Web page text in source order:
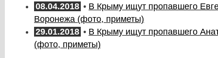
08.04.2018 • В Крыму ищут пропавшего
Воронежа (фото, приметы)
29.01.2018 • В Крыму ищут пропавшего
(фото, приметы)